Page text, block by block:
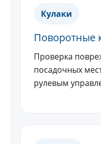
Кулаки
Поворотные
Проверка
посадочных
рулевым